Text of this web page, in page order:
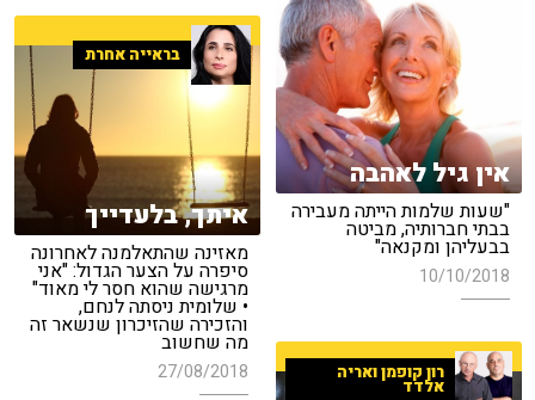
אין גיל לאהבה
"שעות שלמות הייתה מעבירה
בבתי חברותיה, מביטה
בבעליהן ומקנאה"
10/10/2018
בראייה אחרת
איתך, בלעדייך
מאזינה שהתאלמנה לאחרונה
סיפרה על הצער הגדול: "אני
מרגישה שהוא חסר לי מאוד"
• שלומית ניסתה לנחם,
והזכירה שהזיכרון שנשאר זה
מה שחשוב
27/08/2018 רון קופמן ואריה
אלדד